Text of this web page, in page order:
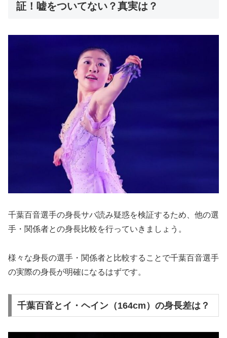
証！嘘をついてない？真実は？
千葉百音選手の身長サバ読み疑惑を検証するため、他の選
手・関係者との身長比較を行っていきましょう。
様々な身長の選手・関係者と比較することで千葉百音選手
の実際の身長が明確になるはずです。
千葉百音とイ・ヘイン（164cm）の身長差は？